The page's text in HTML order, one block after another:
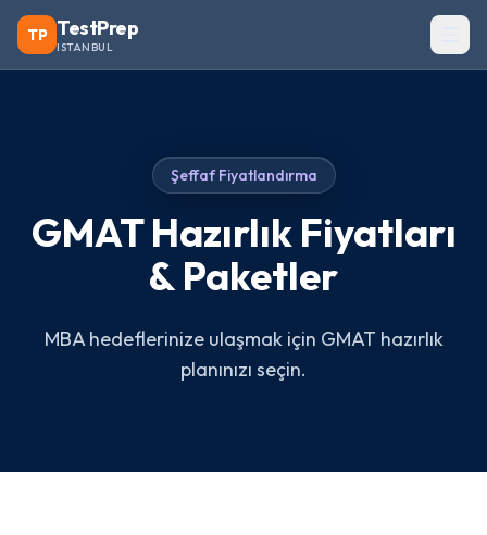
TP TestPrep
ISTANBUL
Şeffaf Fiyatlandırma
GMAT Hazırlık Fiyatları
& Paketler
MBA hedeflerinize ulaşmak için GMAT hazırlık
planınızı seçin.